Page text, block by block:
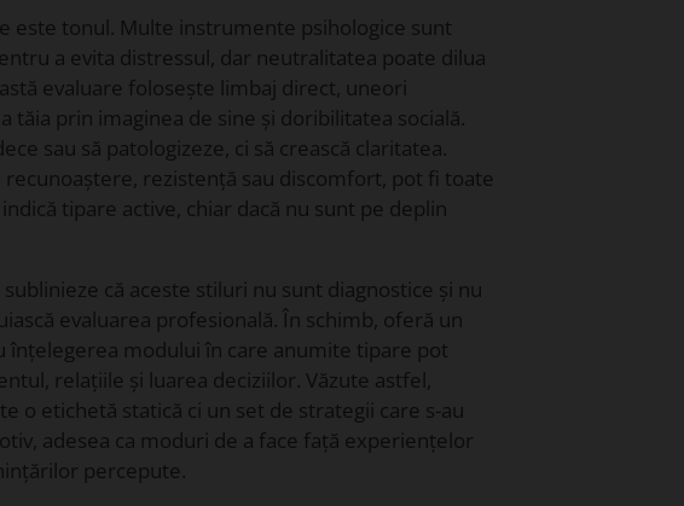
este tonul. Multe instrumente psihologice sunt
a evita distressul, dar neutralitatea poate dilua
evaluare folosește limbaj direct, uneori
tăia prin imaginea de sine și doribilitatea socială.
sau să patologizeze, ci să crească claritatea.
recunoaștere, rezistență sau discomfort, pot fi toate
tipare active, chiar dacă nu sunt pe deplin
că aceste stiluri nu sunt diagnostice și nu
evaluarea profesională. În schimb, oferă un
înțelegerea modului în care anumite tipare pot
relațiile și luarea deciziilor. Văzute astfel,
o etichetă statică ci un set de strategii care s-au
adesea ca moduri de a face față experiențelor
percepute.